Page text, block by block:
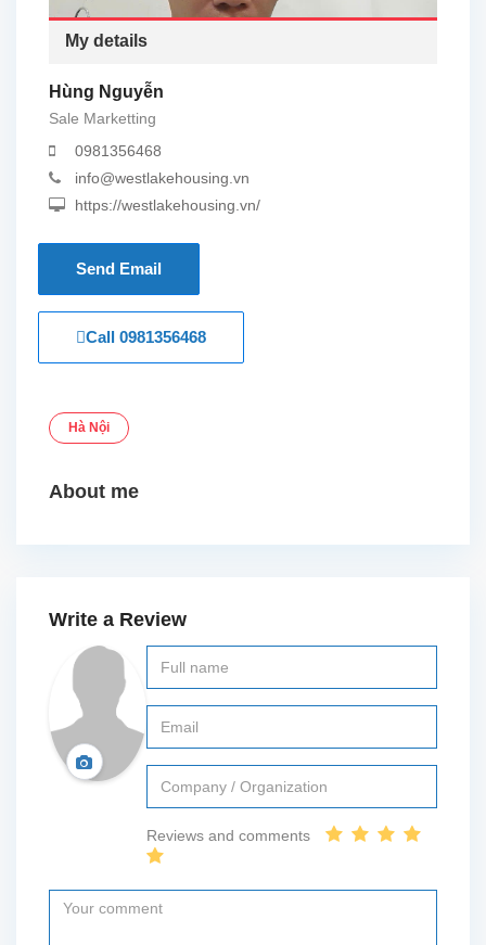
My details
Hùng Nguyễn
Sale Marketting
0981356468
info@westlakehousing.vn
https://westlakehousing.vn/
Send Email
Call 0981356468
Hà Nội
About me
Write a Review
Reviews and comments